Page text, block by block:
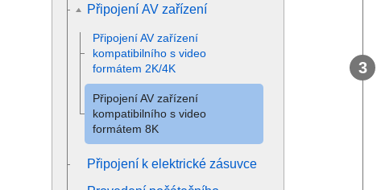
Připojení AV zařízení
Připojení AV zařízení
kompatibilního s video
formátem 2K/4K
Připojení AV zařízení
kompatibilního s video
formátem 8K
Připojení k elektrické zásuvce